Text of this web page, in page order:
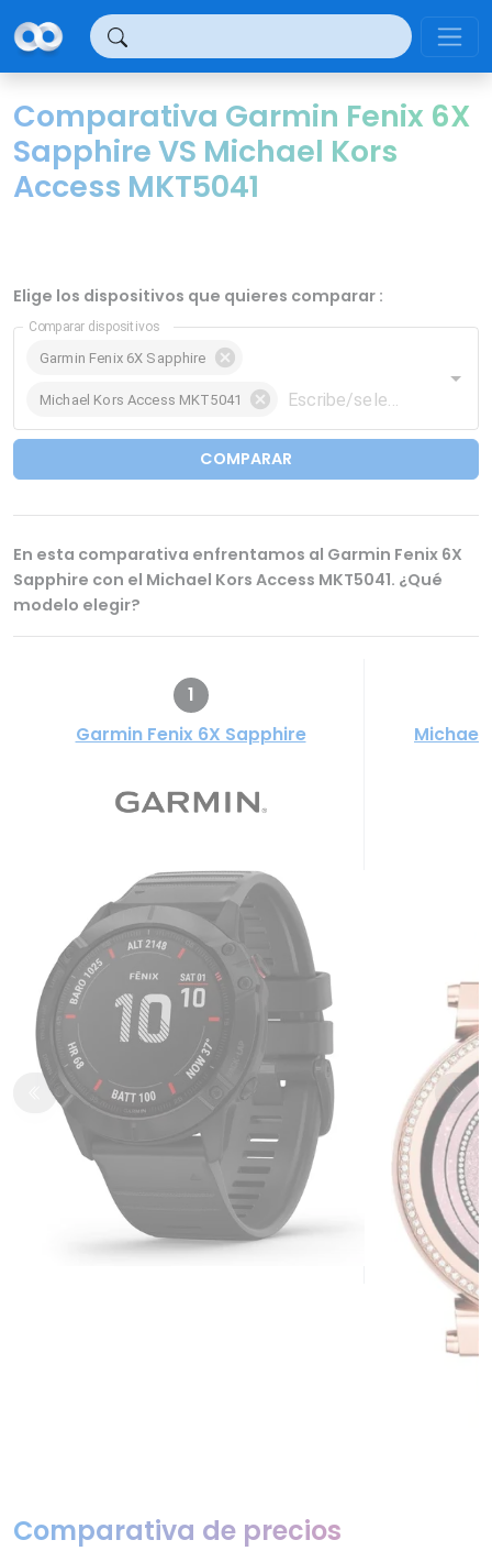
Comparativa Garmin Fenix 6X
Sapphire VS Michael Kors
Access MKT5041
Elige los dispositivos que quieres comparar :
Comparar dispositivos
Garmin Fenix 6X Sapphire
Michael Kors Access MKT5041
COMPARAR
En esta comparativa enfrentamos al Garmin Fenix 6X
Sapphire con el Michael Kors Access MKT5041. ¿Qué
modelo elegir?
1
Garmin Fenix 6X Sapphire
Michael
Comparativa de precios
Panel de gestión de cookies